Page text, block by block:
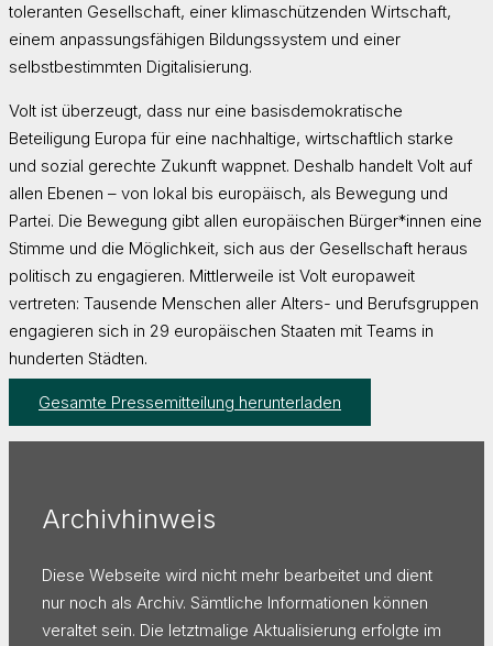
toleranten Gesellschaft, einer klimaschützenden Wirtschaft,
einem anpassungsfähigen Bildungssystem und einer
selbstbestimmten Digitalisierung.
Volt ist überzeugt, dass nur eine basisdemokratische
Beteiligung Europa für eine nachhaltige, wirtschaftlich starke
und sozial gerechte Zukunft wappnet. Deshalb handelt Volt auf
allen Ebenen – von lokal bis europäisch, als Bewegung und
Partei. Die Bewegung gibt allen europäischen Bürger*innen eine
Stimme und die Möglichkeit, sich aus der Gesellschaft heraus
politisch zu engagieren. Mittlerweile ist Volt europaweit
vertreten: Tausende Menschen aller Alters- und Berufsgruppen
engagieren sich in 29 europäischen Staaten mit Teams in
hunderten Städten.
Gesamte Pressemitteilung herunterladen
Archivhinweis
Diese Webseite wird nicht mehr bearbeitet und dient
nur noch als Archiv. Sämtliche Informationen können
veraltet sein. Die letztmalige Aktualisierung erfolgte im